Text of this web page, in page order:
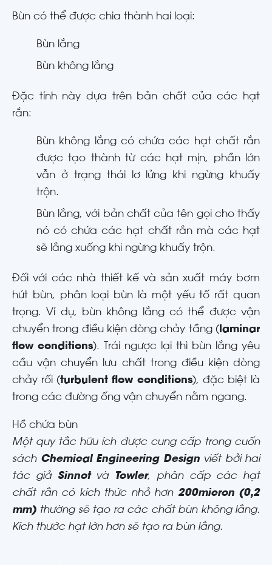
Bùn có thể được chia thành hai loại:
Bùn lắng
Bùn không lắng
Đặc tính này dựa trên bản chất của các hạt
rắn:
Bùn không lắng có chứa các hạt chất rắn
được tạo thành từ các hạt mịn, phần lớn
vẫn ở trạng thái lơ lửng khi ngừng khuấy
trộn.
Bùn lắng, với bản chất của tên gọi cho thấy
nó có chứa các hạt chất rắn mà các hạt
sẽ lắng xuống khi ngừng khuấy trộn.
Đối với các nhà thiết kế và sản xuất máy bơm
hút bùn, phân loại bùn là một yếu tố rất quan
trọng. Ví dụ, bùn không lắng có thể được vận
chuyển trong điều kiện dòng chảy tầng ( laminar
flow conditions). Trái ngược lại thì bùn lắng yêu
cầu vận chuyển lưu chất trong điều kiện dòng
chảy rối (turbulent flow conditions), đặc biệt là
trong các đường ống vận chuyển nằm ngang.
Hồ chứa bùn
Một quy tắc hữu ích được cung cấp trong cuốn
sách Chemical Engineering Designviết bởi hai
tác giả Sinnotvà Towler, phân cấp các hạt
chất rắn có kích thức nhỏ hơn 200micron (0,2
mm) thường ​sẽ tạo ra các chất bùn không lắng.
Kích thước hạt lớn hơn sẽ tạo ra bùn lắng.